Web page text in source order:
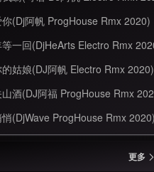
(Dj阿帆 ProgHouse Rmx 2020)
一回(DjHeArts Electro Rmx
姑娘(DJ阿帆 Electro Rmx 2020)
酒(DJ阿福 ProgHouse Rmx
(DjWave ProgHouse Rmx 2020)
更多